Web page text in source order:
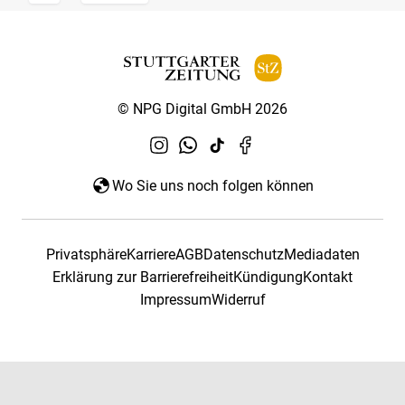
© NPG Digital GmbH 2026
Wo Sie uns noch folgen können
PrivatsphäreKarriereAGBDatenschutzMediadaten
Erklärung zur BarrierefreiheitKündigungKontakt
ImpressumWiderruf